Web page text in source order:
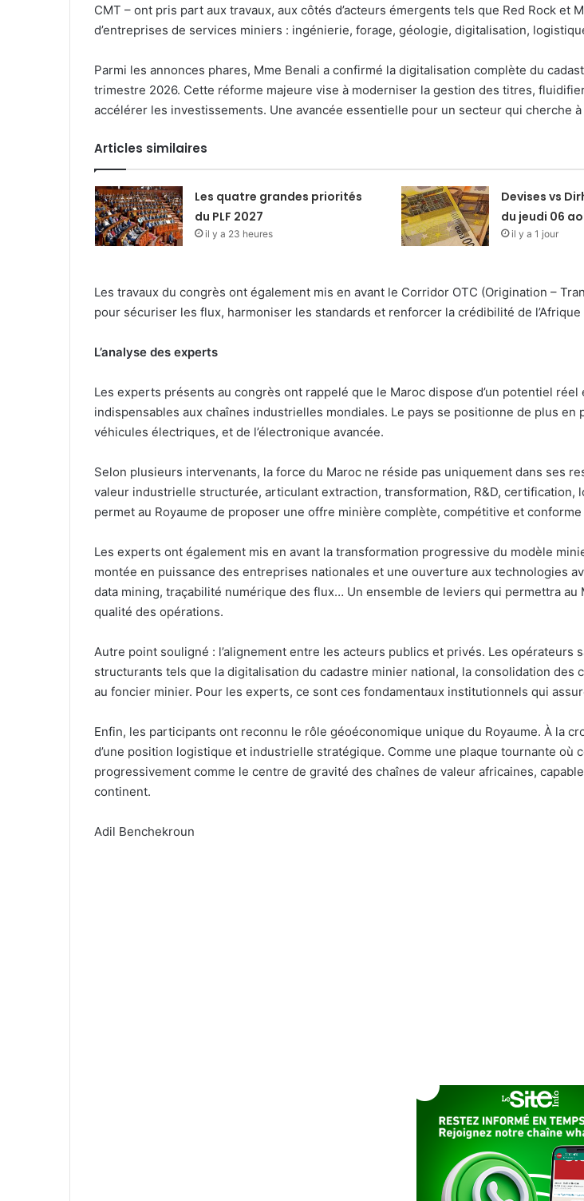
CMT – ont pris part aux travaux, aux côtés d’acteurs émergents tels que Red Rock et
d’entreprises de services miniers : ingénierie, forage, géologie, digitalisation,
Parmi les annonces phares, Mme Benali a confirmé la digitalisation complète du
trimestre 2026. Cette réforme majeure vise à moderniser la gestion des titres,
accélérer les investissements. Une avancée essentielle pour un secteur qui cherche
Articles similaires
Les quatre grandes priorités
du PLF 2027
il y a 23 heures
Devises vs
du jeudi 06
il y a 1 jour
Les travaux du congrès ont également mis en avant le Corridor OTC (Origination –
pour sécuriser les flux, harmoniser les standards et renforcer la crédibilité de
L’analyse des experts
Les experts présents au congrès ont rappelé que le Maroc dispose d’un potentiel
indispensables aux chaînes industrielles mondiales. Le pays se positionne de plus
véhicules électriques, et de l’électronique avancée.
Selon plusieurs intervenants, la force du Maroc ne réside pas uniquement dans ses
valeur industrielle structurée, articulant extraction, transformation, R&D,
permet au Royaume de proposer une offre minière complète, compétitive et
Les experts ont également mis en avant la transformation progressive du modèle
montée en puissance des entreprises nationales et une ouverture aux technologies
data mining, traçabilité numérique des flux… Un ensemble de leviers qui permettra
qualité des opérations.
Autre point souligné : l’alignement entre les acteurs publics et privés. Les
structurants tels que la digitalisation du cadastre minier national, la consolidation des
au foncier minier. Pour les experts, ce sont ces fondamentaux institutionnels qui
Enfin, les participants ont reconnu le rôle géoéconomique unique du Royaume. À la
d’une position logistique et industrielle stratégique. Comme une plaque tournante où
progressivement comme le centre de gravité des chaînes de valeur africaines,
continent.
Adil Benchekroun